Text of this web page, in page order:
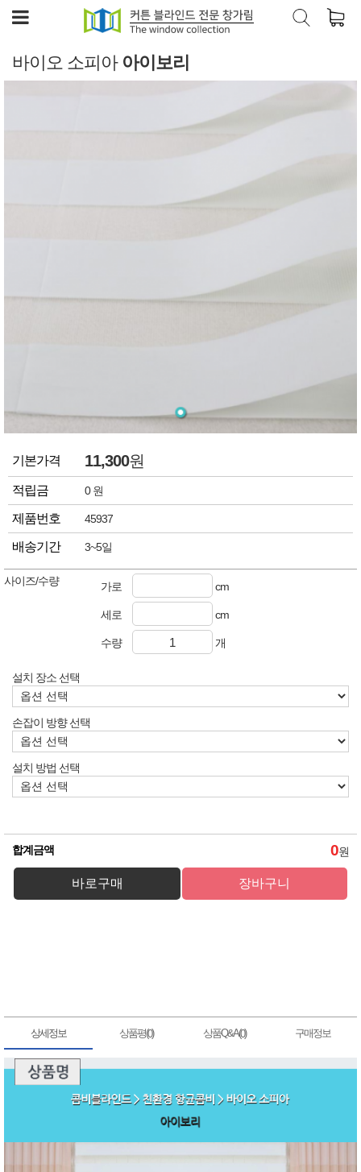
바이오 소피아 아이보리
기본가격 11,300원
적립금 0 원
제품번호 45937
배송기간 3~5일
사이즈/수량 가로 cm
세로 cm
수량 개
설치 장소 선택
손잡이 방향 선택
설치 방법 선택
합계금액 0원
상세정보 상품평(0) 상품Q&A(0) 구매정보